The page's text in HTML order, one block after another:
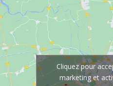
Cliquez pour
marketing et